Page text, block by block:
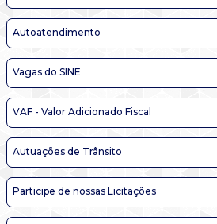
Autoatendimento
Vagas do SINE
VAF - Valor Adicionado Fiscal
Autuações de Trânsito
Participe de nossas Licitações